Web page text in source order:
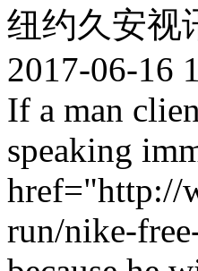
纽约久安视
2017-06-16
If a man
speaking
href="http://
run/nike-